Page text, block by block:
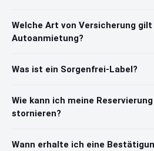
Welche Art von Versicherung
Autoanmietung?
Was ist ein Sorgenfrei-Label?
Wie kann ich meine
stornieren?
Wann erhalte ich eine